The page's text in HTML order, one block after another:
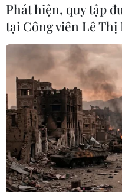
TIN CÙNG
Mỹ điều tiêm kích áp
bay dân sự gần sân
thống Trump
10/08/2026 04:22
Khoa học, công nghệ
trong quan hệ Việt
10/08/2026 02:25
Phát hiện, quy tập
tại Công viên Lê Thị